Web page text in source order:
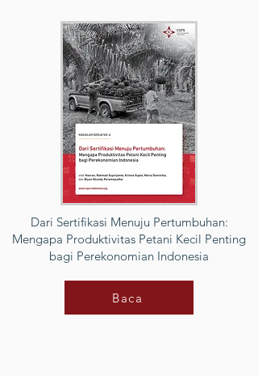
Dari Sertifikasi Menuju Pertumbuhan:
Mengapa Produktivitas Petani Kecil Penting
bagi Perekonomian Indonesia
Baca